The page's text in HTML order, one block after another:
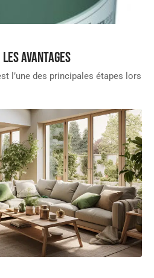
les avantages
l’une des principales étapes lors